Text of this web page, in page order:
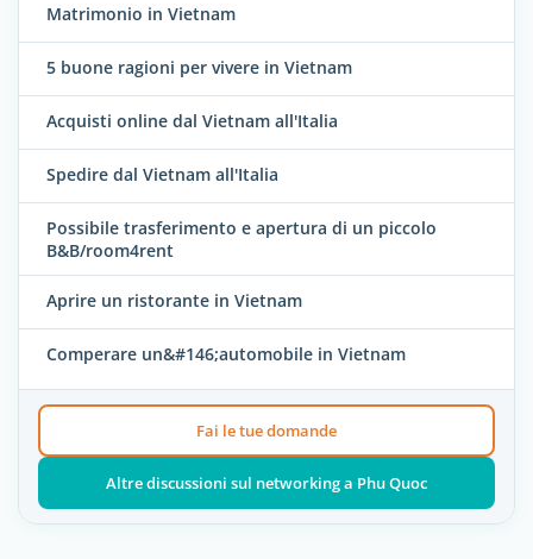
Matrimonio in Vietnam
5 buone ragioni per vivere in Vietnam
Acquisti online dal Vietnam all'Italia
Spedire dal Vietnam all'Italia
Possibile trasferimento e apertura di un piccolo
B&B/room4rent
Aprire un ristorante in Vietnam
Comperare un&#146;automobile in Vietnam
Fai le tue domande
Altre discussioni sul networking a Phu Quoc